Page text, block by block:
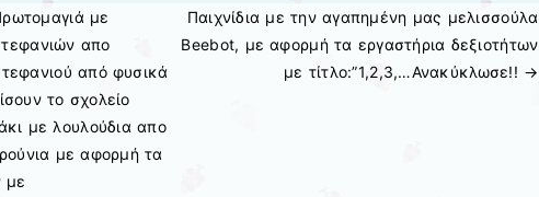
με
απο
από φυσικά
το σχολείο
με λουλούδια απο
με αφορμή τα
με
Παιχνίδια με την αγαπημένη μας μελισσούλα
Beebot, με αφορμή τα εργαστήρια δεξιοτήτων
με τίτλο:”1,2,3,…Ανακύκλωσε!! →